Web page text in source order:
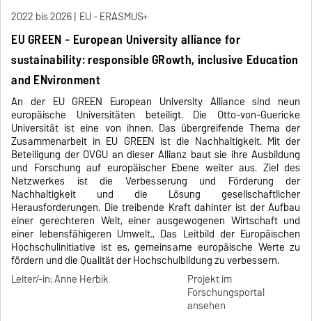
2022 bis 2026 EU - ERASMUS+
EU GREEN - European University alliance for
sustainability: responsible GRowth, inclusive Education
and ENvironment
An der EU GREEN European University Alliance sind neun
europäische Universitäten beteiligt. Die Otto-von-Guericke
Universität ist eine von ihnen. Das übergreifende Thema der
Zusammenarbeit in EU GREEN ist die Nachhaltigkeit. Mit der
Beteiligung der OVGU an dieser Allianz baut sie ihre Ausbildung
und Forschung auf europäischer Ebene weiter aus. Ziel des
Netzwerkes ist die Verbesserung und Förderung der
Nachhaltigkeit und die Lösung gesellschaftlicher
Herausforderungen. Die treibende Kraft dahinter ist der Aufbau
einer gerechteren Welt, einer ausgewogenen Wirtschaft und
einer lebensfähigeren Umwelt., Das Leitbild der Europäischen
Hochschulinitiative ist es, gemeinsame europäische Werte zu
fördern und die Qualität der Hochschulbildung zu verbessern.
Leiter/-in: Anne Herbik
Projekt im
Forschungsportal
ansehen